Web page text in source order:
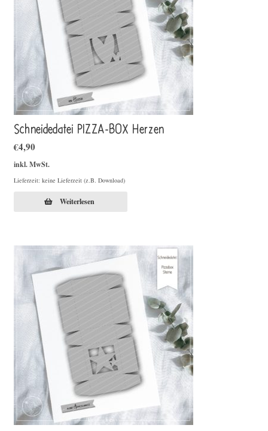
Schneidedatei PIZZA-BOX Herzen
€4,90
inkl. MwSt.
Lieferzeit: keine Lieferzeit (z.B. Download)
Weiterlesen